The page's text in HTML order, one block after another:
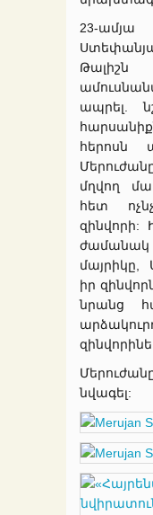
23-ամյա
ապրել.
հերոսն
մղվող
հետ
զինվորի:
իր
նրանց
նվագել: